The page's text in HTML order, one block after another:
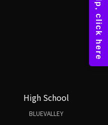
High School
BLUEVALLEY